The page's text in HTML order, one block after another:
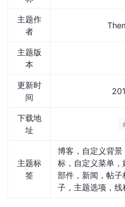
主题作
者
主题版
本
更新时
间
下载地
址
主题标
签
博客，自定义背
标，自定义菜单
部件，新闻，帖
子，主题选项，